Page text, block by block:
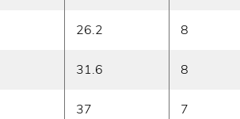
26.2 8
31.6 8
37 7